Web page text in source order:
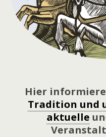
Hier
Tradition und
aktuelle